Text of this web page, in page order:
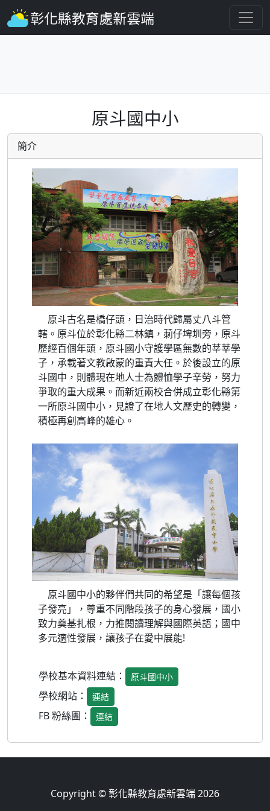
原斗國中小
簡介
原斗古名是橋仔頭，日治時代歸屬丈八斗管
轄。原斗位於彰化縣二林鎮，莿仔埤圳旁，原斗
歷經百個年頭，原斗國小守護學區無數的莘莘學
子，承載著文教啟蒙的重責大任。於後設立的原
斗國中，則體現在地人士為體恤學子辛勞，努力
爭取的重大成果。而新近兩校合併成立彰化縣第
一所原斗國中小，見證了在地人文歷史的轉變，
積極再創高峰的雄心。
原斗國中小的夥伴們共同的希望是「讓每個孩
子發亮」，尊重不同階段孩子的身心發展，國小
致力奠基扎根，力推閱讀理解與國際英語；國中
多元適性發展，讓孩子在愛中展能!
學校基本資料連結： 原斗國中小
學校網站： 連結
FB 粉絲團： 連結
Copyright © 彰化縣教育處新雲端 2026